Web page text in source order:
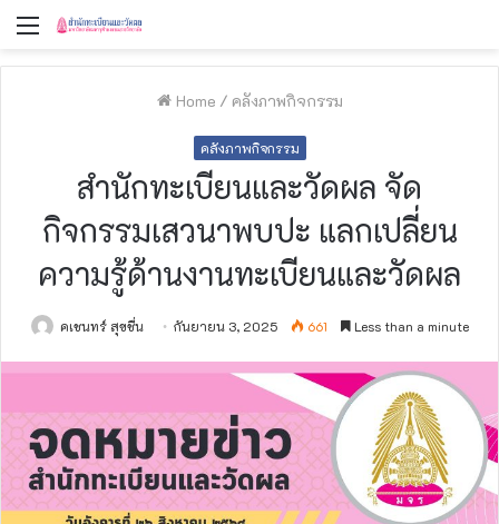
Menu
Home / คลังภาพกิจกรรม
คลังภาพกิจกรรม
สำนักทะเบียนและวัดผล จัด
กิจกรรมเสวนาพบปะ แลกเปลี่ยน
ความรู้ด้านงานทะเบียนและวัดผล
คเชนทร์ สุขชื่น กันยายน 3, 2025 661 Less than a minute